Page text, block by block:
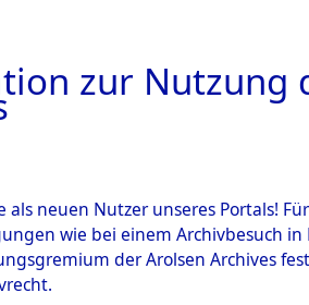
0003
zur Nutzung
als neuen Nutzer unseres Portals!
wie bei einem Archivbesuch
der Arolsen Archives